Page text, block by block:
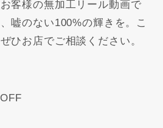
客様の無加工リール動画で
嘘のない100%の輝きを。こ
ひお店でご相談ください。